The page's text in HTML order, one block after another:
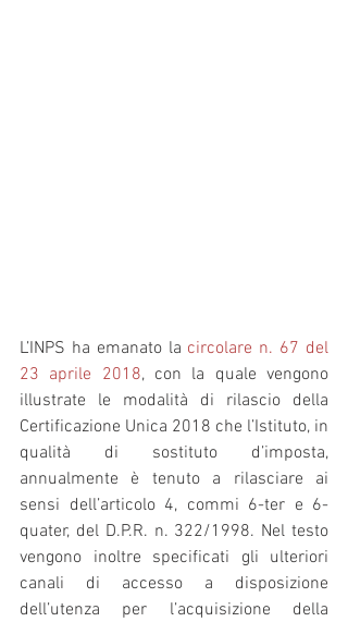
L’INPS ha emanato la circolare n. 67 del
23 aprile 2018, con la quale vengono
illustrate le modalità di rilascio della
Certificazione Unica 2018 che l’Istituto, in
qualità di sostituto d’imposta,
annualmente è tenuto a rilasciare ai
sensi dell’articolo 4, commi 6-ter e 6-
quater, del D.P.R. n. 322/1998. Nel testo
vengono inoltre specificati gli ulteriori
canali di accesso a disposizione
dell’utenza per l’acquisizione della